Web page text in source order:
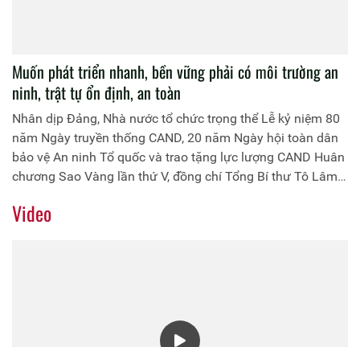
Muốn phát triển nhanh, bền vững phải có môi trường an
ninh, trật tự ổn định, an toàn
Nhân dịp Đảng, Nhà nước tổ chức trọng thể Lễ kỷ niệm 80
năm Ngày truyền thống CAND, 20 năm Ngày hội toàn dân
bảo vệ An ninh Tổ quốc và trao tặng lực lượng CAND Huân
chương Sao Vàng lần thứ V, đồng chí Tổng Bí thư Tô Lâm
tử Học viện Chính trị CAND trân trọng giới thiệu diễn văn
Video